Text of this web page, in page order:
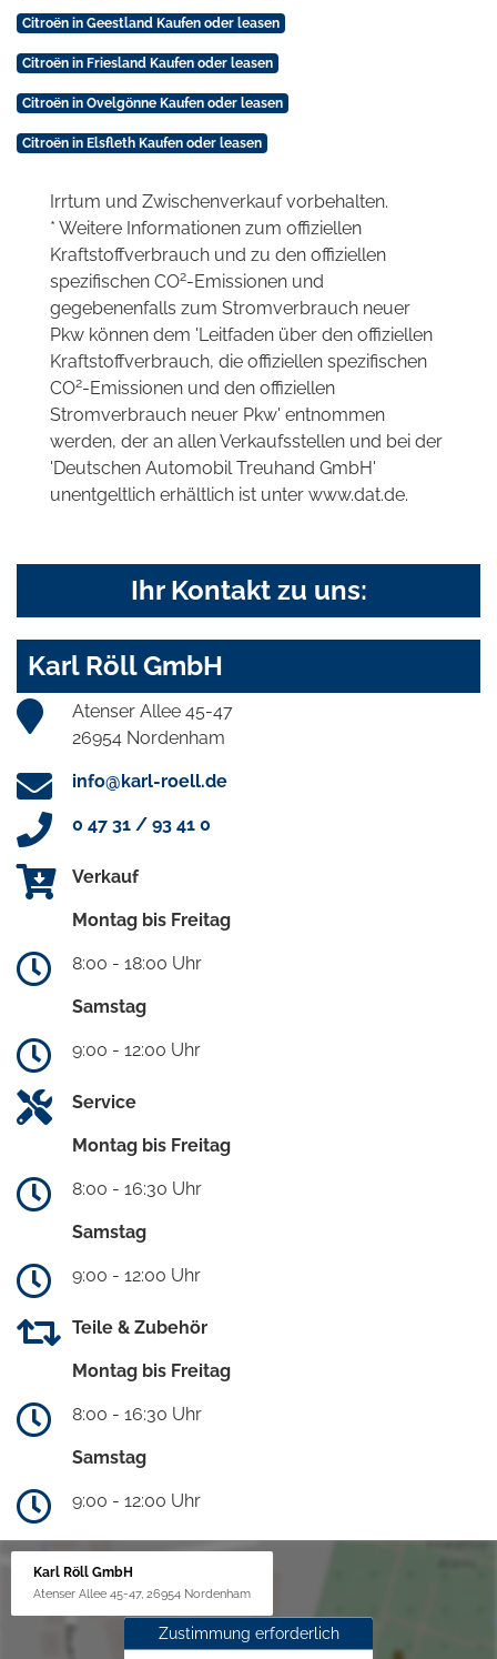
Citroën in Geestland Kaufen oder leasen
Citroën in Friesland Kaufen oder leasen
Citroën in Ovelgönne Kaufen oder leasen
Citroën in Elsfleth Kaufen oder leasen
Irrtum und Zwischenverkauf vorbehalten.
* Weitere Informationen zum offiziellen
Kraftstoffverbrauch und zu den offiziellen
spezifischen CO2-Emissionen und
gegebenenfalls zum Stromverbrauch neuer
Pkw können dem 'Leitfaden über den offiziellen
Kraftstoffverbrauch, die offiziellen spezifischen
CO2-Emissionen und den offiziellen
Stromverbrauch neuer Pkw' entnommen
werden, der an allen Verkaufsstellen und bei der
'Deutschen Automobil Treuhand GmbH'
unentgeltlich erhältlich ist unter www.dat.de.
Ihr Kontakt zu uns:
Karl Röll GmbH
Atenser Allee 45-47
26954 Nordenham
info@karl-roell.de
0 47 31 / 93 41 0
Verkauf
Montag bis Freitag
8:00 - 18:00 Uhr
Samstag
9:00 - 12:00 Uhr
Service
Montag bis Freitag
8:00 - 16:30 Uhr
Samstag
9:00 - 12:00 Uhr
Teile & Zubehör
Montag bis Freitag
8:00 - 16:30 Uhr
Samstag
9:00 - 12:00 Uhr
Karl Röll GmbH
Atenser Allee 45-47, 26954 Nordenham
Zustimmung erforderlich